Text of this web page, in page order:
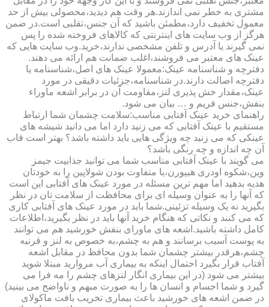
مشتری به خطر نمی اندازند.هر وقت هم دیدید،محصولی بیش از حد
معمول تخفیف دارد،مطمئن باشید که آن جنس،تقلبی است.در ضمن
هرگز از وب سایت های اینترنتی که کالاهای فروخته شده را پس
نمی گیرند یا آدرس و تلفن مشخصی ندارند،خرید.وب سایت هایی که
عینک های معتبر می فروشند،اغلب ضمانت هم ارائه می دهند.
دفترچه و شناسنامه عینک:معمولا عینک های اصل،شناسنامه یا
دفترچه اصالت دارند.در شناسنامه،جزئیات دقیقی در مورد
عینک،مقدار خش پذیری لنز،مقاومت آن در برابر اشعه ماوراء
بنفش،جنس فریم و … بیان می شود.
راهنمای خرید عینک آفتابی مناسب:سلامت چشمان شما ارتباط
مستقیم با عینک آفتابی که می زنید دارد اما می دانید شیشه های
عینکی که می زنید چه ویژگی هایی باید داشته باشد؟ بهتر است قاب
آن چه اندازه و چه رنگی باشد؟
می گویند با عینک آفتابی مناسب شما می توانید جذابیت جیمز
وین،شکوه اودری هیپورن،یا متفاوت بودن شولاپین را به خودتان
هدیه بدهید اما مهم ترین مسئله در مورد عینک های آفتابی این است
که آنها را به عنوان وسیله ای برای محافظت از سلامت تان در نظر
بگیرید نه یک وسیله تزئینی.شما باید در مورد عینک های آفتابی کاری
که می کنند و نکاتی که هنگام خرید آنها باید در نظر بگیرید،اطلاعات
کامل داشته باشید.اشعه های ماورای بنفش خورشید هم می توانند
به پوست آسیب برسانند و هم به چشم،به خصوص به لنز و قرنیه
چشم،هرقدر بیشتر چشمان شما بدون محافظ در مقابل اشعه
آفتاب قرار بگیرد احتمال اینکه به بیماری آب مروارید مبتلا شوید
بیشتر می شود (در این بیماری انگار لنزهای چشم را مه فرا می
گیرد و شما اجسام و انسان ها را به صورت مبهم و ناواضح می بینید)
در ضمن اشعه های خورشید باعث بیماری تخریب بافت ماکولای